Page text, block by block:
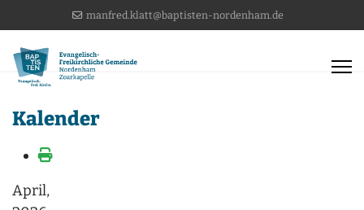
manfred.klatt@baptisten-nordenham.de
Kalender
April,